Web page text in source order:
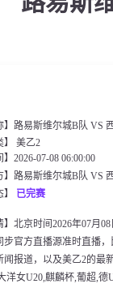
】路易斯维尔城B队 VS
】 美乙2
】2026-07-08 06:00:00
】路易斯维尔城B队 VS
】 已完赛
】北京时间2026年07月
步官方直播源准时直播
闻报道，以及美乙2的最
洋女U20,麒麟杯,葡超,德